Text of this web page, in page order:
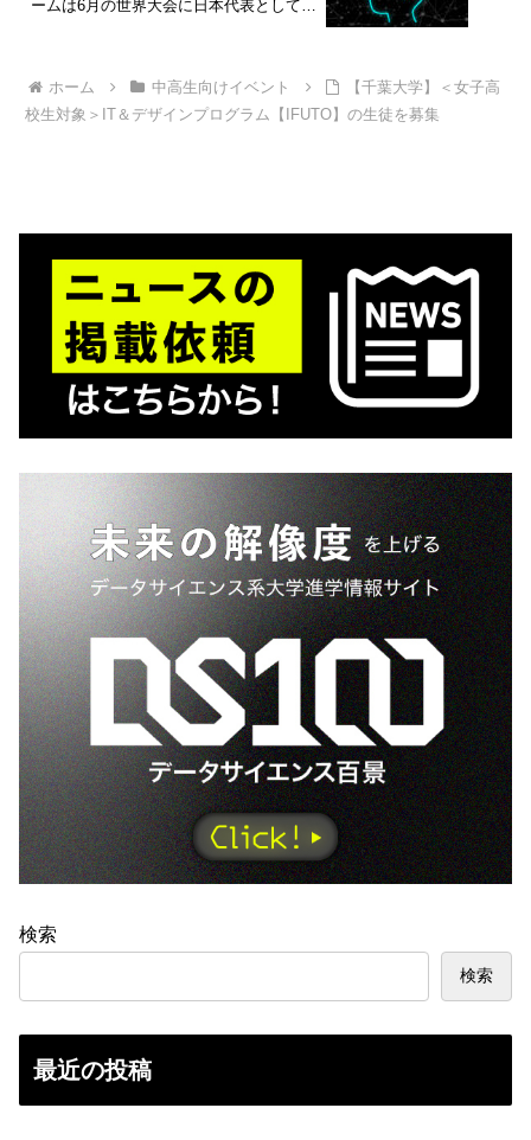
ームは6月の世界大会に日本代表として出
ホーム 中高生向けイベント
【千葉大学】＜女子高
校生対象＞IT＆デザインプログラム【IFUTO】の生徒を募集
検索
検索
最近の投稿